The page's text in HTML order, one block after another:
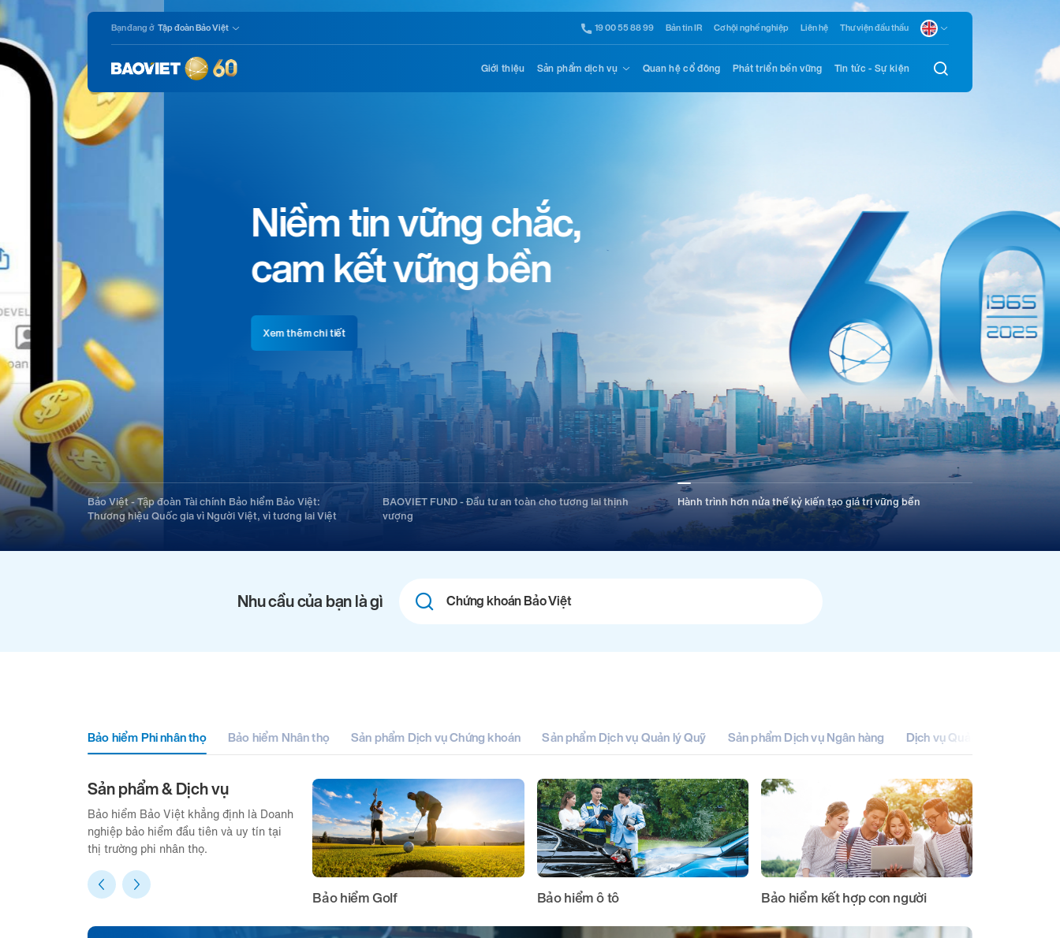
Nhảy
đến
nội
dung
Bạn đang ở Tập đoàn Bảo Việt 19 00 55 88 99 Bản tin IR Cơ hội nghề nghiệp Liên hệ Thư viện đầu thầu
Giới thiệu Sản phẩm dịch vụ Quan hệ cổ đông Phát triển bền vững Tin tức - Sự kiện
Niềm tin vững chắc,
cam kết vững bền
Bảo Việt - Tập đoàn Tài chính Bảo hiểm Bảo Việt:
Thương hiệu Quốc gia vì Người Việt, vì tương lai Việt
BAOVIET FUND - Đầu tư an toàn cho tương lai thịnh
vượng
Hành trình hơn nửa thế kỷ kiến tạo giá trị vững bền
Nhu cầu của bạn là gì
fields
Bảo hiểm Phi nhân thọ Bảo hiểm Nhân thọ Sản phẩm Dịch vụ Chứng khoán Sản phẩm Dịch vụ Quản lý Quỹ Sản phẩm Dịch vụ Ngân hàng Dịch vụ Quản lý và Khai thác
Sản phẩm & Dịch vụ
Bảo hiểm Bảo Việt khẳng định là Doanh
nghiệp bảo hiểm đầu tiên và uy tín tại
thị trường phi nhân thọ.
Bảo hiểm Golf Bảo hiểm ô tô Bảo hiểm kết hợp con người